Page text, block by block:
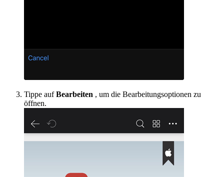
Tippe aufBearbeiten , um die Bearbeitungsoptionen zu
öffnen.